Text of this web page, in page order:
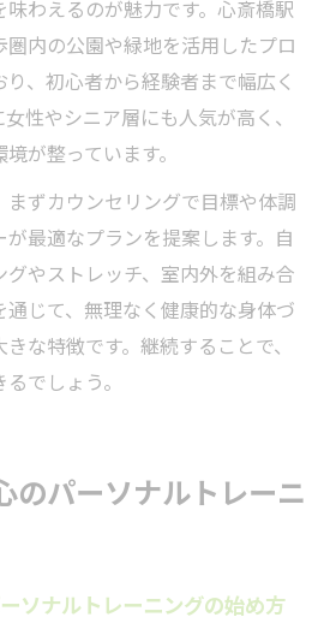
わえるのが魅力です。心斎橋駅
内の公園や緑地を活用したプロ
、初心者から経験者まで幅広く
性やシニア層にも人気が高く、
が整っています。
ずカウンセリングで目標や体調
最適なプランを提案します。自
やストレッチ、室内外を組み合
じて、無理なく健康的な身体づ
な特徴です。継続することで、
でしょう。
のパーソナルトレーニ
ソナルトレーニングの始め方